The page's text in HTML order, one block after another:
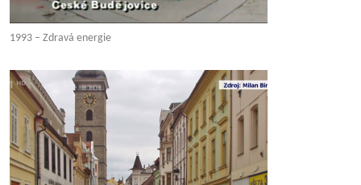
1993 – Zdravá energie